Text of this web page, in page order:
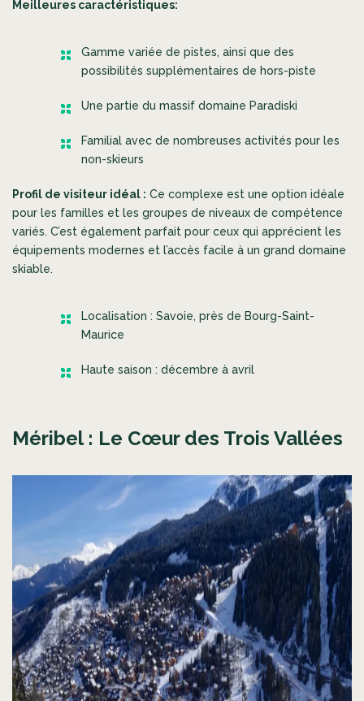
Meilleures caractéristiques:
Gamme variée de pistes, ainsi que des
possibilités supplémentaires de hors-piste
Une partie du massif domaine Paradiski
Familial avec de nombreuses activités pour les
non-skieurs
Profil de visiteur idéal : Ce complexe est une option idéale
pour les familles et les groupes de niveaux de compétence
variés. C’est également parfait pour ceux qui apprécient les
équipements modernes et l’accès facile à un grand domaine
skiable.
Localisation : Savoie, près de Bourg-Saint-
Maurice
Haute saison : décembre à avril
Méribel : Le Cœur des Trois Vallées